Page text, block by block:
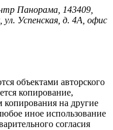
Панорама, 143409,
ул. Успенская, д. 4А, офис
объектами авторского
копирование,
копирования на другие
иное использование
согласия